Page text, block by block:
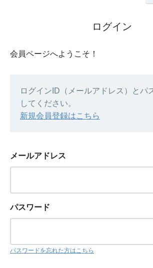
ログイン
会員ページへようこそ！
ログインID（メールアドレス）とパ
してください。
新規会員登録はこちら
メールアドレス
パスワード
パスワードを忘れた方はこちら